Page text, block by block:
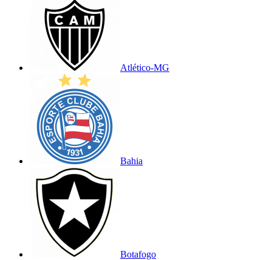
Atlético-MG
Bahia
Botafogo